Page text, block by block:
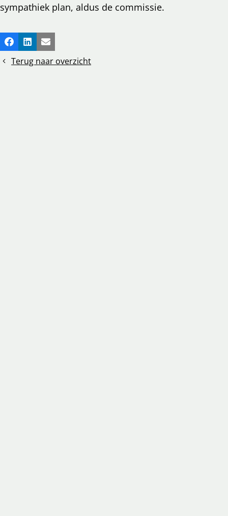
sympathiek plan, aldus de commissie.
Deel
dit
bericht
Facebook
LinkedInE-mail
Terug naar overzicht